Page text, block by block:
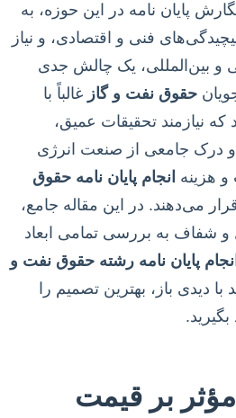
پایان نامه در این حوزه، به
فنی و اقتصادی، و نیاز
و بین‌المللی، یک چالش جدی
حقوق نفت و گاز غالباً با
نیازمند تحقیقات عمیق،
درک جامعی از صنعت انرژی
هزینه انجام پایان نامه حقوق
می‌دهند. در این مقاله جامع،
شفاف به بررسی تمامی ابعاد
پایان نامه رشته حقوق نفت و
با دیدی باز، بهترین تصمیم را
بر قیمت